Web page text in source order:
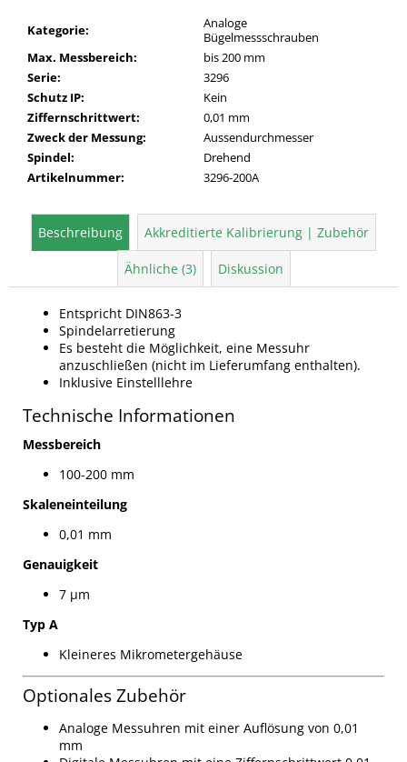
Kategorie:
Analoge
Bügelmessschrauben
Max. Messbereich:
bis 200 mm
Serie:
3296
Schutz IP:
Kein
Ziffernschrittwert:
0,01 mm
Zweck der Messung:
Aussendurchmesser
Spindel:
Drehend
Artikelnummer: 3296-200A
Beschreibung Akkreditierte Kalibrierung | Zubehör
Ähnliche (3) Diskussion
Entspricht DIN863-3
Spindelarretierung
Es besteht die Möglichkeit, eine Messuhr
anzuschließen (nicht im Lieferumfang enthalten).
Inklusive Einstelllehre
Technische Informationen
Messbereich
100-200 mm
Skaleneinteilung
0,01 mm
Genauigkeit
7 µm
Typ A
Kleineres Mikrometergehäuse
Optionales Zubehör
Analoge Messuhren mit einer Auflösung von 0,01
mm